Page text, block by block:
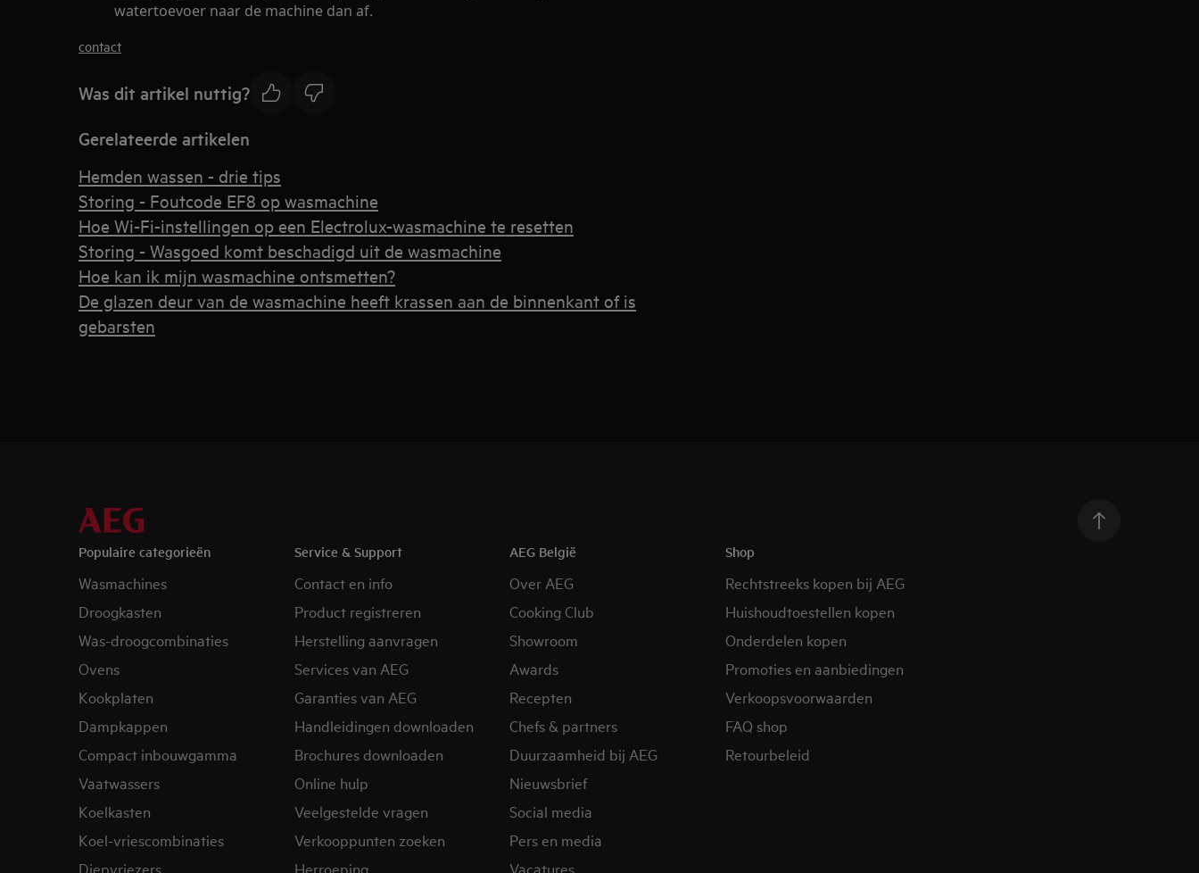
watertoevoer naar de machine dan af.
contact
Was dit artikel nuttig?
Gerelateerde artikelen
Hemden wassen - drie tips
Storing - Foutcode EF8 op wasmachine
Hoe Wi-Fi-instellingen op een Electrolux-wasmachine te resetten
Storing - Wasgoed komt beschadigd uit de wasmachine
Hoe kan ik mijn wasmachine ontsmetten?
De glazen deur van de wasmachine heeft krassen aan de binnenkant of is
gebarsten
Populaire categorieën
Wasmachines
Droogkasten
Was-droogcombinaties
Ovens
Kookplaten
Dampkappen
Compact inbouwgamma
Vaatwassers
Koelkasten
Koel-vriescombinaties
Diepvriezers
Service & Support
Contact en info
Product registreren
Herstelling aanvragen
Services van AEG
Garanties van AEG
Handleidingen downloaden
Brochures downloaden
Online hulp
Veelgestelde vragen
Verkooppunten zoeken
Herroeping
AEG België
Over AEG
Cooking Club
Showroom
Awards
Recepten
Chefs & partners
Duurzaamheid bij AEG
Nieuwsbrief
Social media
Pers en media
Vacatures
Shop
Rechtstreeks kopen bij AEG
Huishoudtoestellen kopen
Onderdelen kopen
Promoties en aanbiedingen
Verkoopsvoorwaarden
FAQ shop
Retourbeleid​